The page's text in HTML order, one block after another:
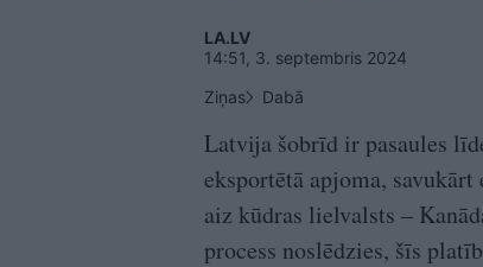
LA.LV
14:51, 3. septembris 2024
Ziņas
Dabā
Latvija šobrīd ir pasaules
eksportētā apjoma,
aiz kūdras lielvalsts –
process noslēdzies, šīs